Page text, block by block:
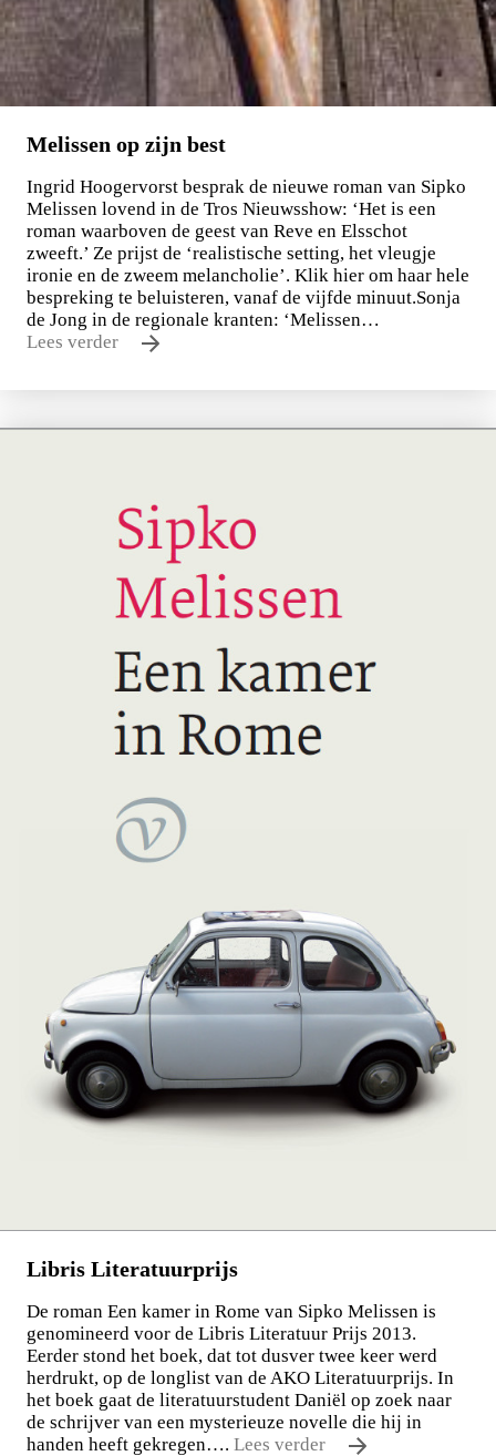
Melissen op zijn best
Ingrid Hoogervorst besprak de nieuwe roman van Sipko
Melissen lovend in de Tros Nieuwsshow: ‘Het is een
roman waarboven de geest van Reve en Elsschot
zweeft.’ Ze prijst de ‘realistische setting, het vleugje
ironie en de zweem melancholie’. Klik hier om haar hele
bespreking te beluisteren, vanaf de vijfde minuut.Sonja
de Jong in de regionale kranten: ‘Melissen…
Lees verder
Libris Literatuurprijs
De roman Een kamer in Rome van Sipko Melissen is
genomineerd voor de Libris Literatuur Prijs 2013.
Eerder stond het boek, dat tot dusver twee keer werd
herdrukt, op de longlist van de AKO Literatuurprijs. In
het boek gaat de literatuurstudent Daniël op zoek naar
de schrijver van een mysterieuze novelle die hij in
handen heeft gekregen…. Lees verder